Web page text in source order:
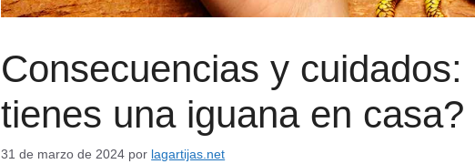
Consecuencias y
tienes una iguana en casa?
31 de marzo de 2024 por lagartijas.net